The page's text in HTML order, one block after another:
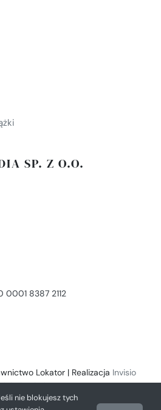
SP. Z O.O.
0001 8387 2112
Lokator | Realizacja Invisio
Solutions
nie blokujesz tych